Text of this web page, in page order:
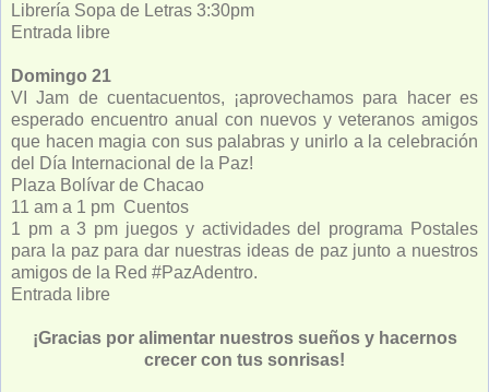
Librería Sopa de Letras 3:30pm
Entrada libre
Domingo 21
VI Jam de cuentacuentos, ¡aprovechamos para hacer es
esperado encuentro anual con nuevos y veteranos amigos
que hacen magia con sus palabras y unirlo a la celebración
del Día Internacional de la Paz!
Plaza Bolívar de Chacao
11 am a 1 pm Cuentos
1 pm a 3 pm juegos y actividades del programa Postales
para la paz para dar nuestras ideas de paz junto a nuestros
amigos de la Red #PazAdentro.
Entrada libre
¡Gracias por alimentar nuestros sueños y hacernos
crecer con tus sonrisas!